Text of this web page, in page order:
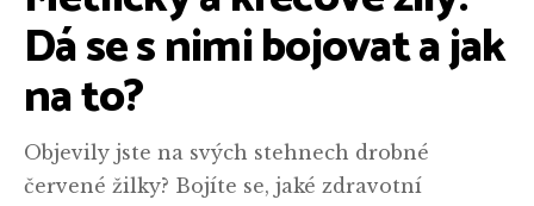
Dá se s nimi bojovat a jak
na to?
Objevily jste na svých stehnech drobné
červené žilky? Bojíte se, jaké zdravotní